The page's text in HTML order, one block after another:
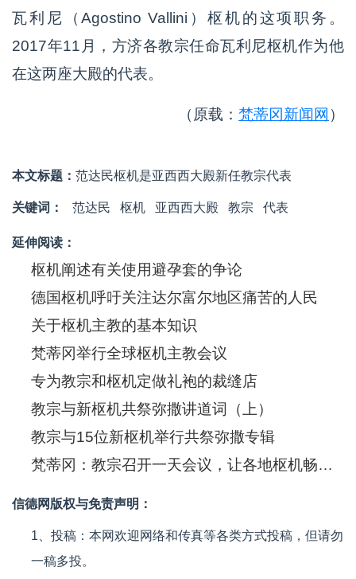
瓦利尼（Agostino Vallini）枢机的这项职务。
2017年11月，方济各教宗任命瓦利尼枢机作为他
在这两座大殿的代表。
（原载： 梵蒂冈新闻网 ）
本文标题： 范达民枢机是亚西西大殿新任教宗代表
关键词： 范达民 枢机 亚西西大殿 教宗 代表
延伸阅读：
枢机阐述有关使用避孕套的争论
德国枢机呼吁关注达尔富尔地区痛苦的人民
关于枢机主教的基本知识
梵蒂冈举行全球枢机主教会议
专为教宗和枢机定做礼袍的裁缝店
教宗与新枢机共祭弥撒讲道词（上）
教宗与15位新枢机举行共祭弥撒专辑
梵蒂冈：教宗召开一天会议，让各地枢机畅所欲言
信德网版权与免责声明：
1、投稿：本网欢迎网络和传真等各类方式投稿，但请勿
一稿多投。